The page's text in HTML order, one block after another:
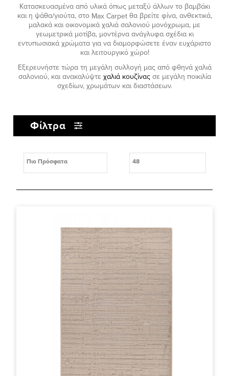
Κατασκευασμένα από υλικά όπως μεταξύ άλλων το βαμβάκι
και η ψάθα/γιούτα, στο Max Carpet θα βρείτε φίνα, ανθεκτικά,
μαλακά και οικονομικά χαλιά σαλονιού μονόχρωμα, με
γεωμετρικά μοτίβα, μοντέρνα ανάγλυφα σχέδια κι
εντυπωσιακά χρώματα για να διαμορφώσετε έναν ευχάριστο
και λειτουργικό χώρο!
Εξερευνήστε τώρα τη μεγάλη συλλογή μας από φθηνά χαλιά
σαλονιού, και ανακαλύψτε χαλιά κουζίναςσε μεγάλη ποικιλία
σχεδίων, χρωμάτων και διαστάσεων.
Φίλτρα